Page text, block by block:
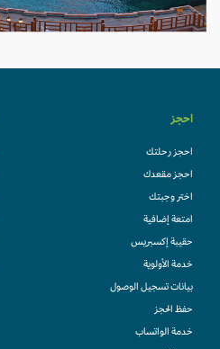
احجز
احجز رحلتك
احجز مقعدك
اختر وجبتك
امتعة إضافية
حقيبة إكسبريس
خدمة الأولوية
بيانات تسجيل الوصول
حفظ الحجز
خدمة الواتساب